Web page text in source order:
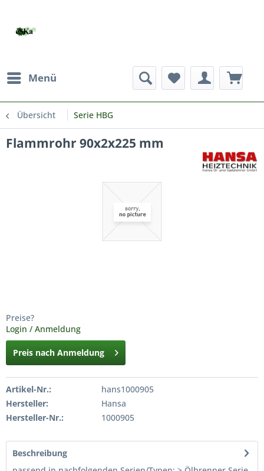
Menü
Übersicht Serie HBG
Flammrohr 90x2x225 mm
Preise?
Login / Anmeldung
Preis nach Anmeldung
Artikel-Nr.:
hans1000905
Hersteller:
Hansa
Hersteller-Nr.:
1000905
Beschreibung